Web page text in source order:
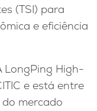
(TSI) para
e eficiência
LongPing High-
e está entre
mercado